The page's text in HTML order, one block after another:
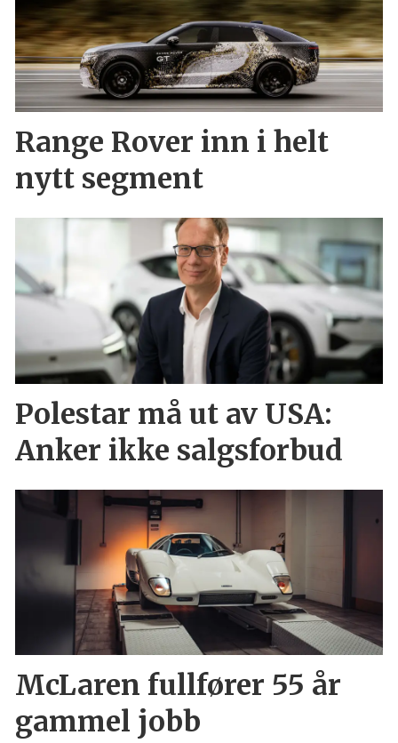
Range Rover inn i helt
nytt segment
Polestar må ut av USA:
Anker ikke salgsforbud
McLaren fullfører 55 år
gammel jobb